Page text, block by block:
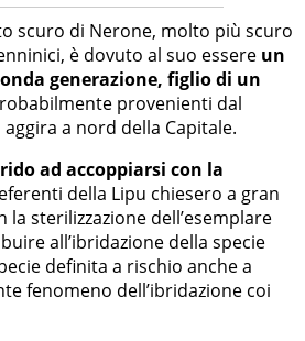
scuro di Nerone, molto più scuro
è dovuto al suo essere un
generazione, figlio di un
provenienti dal
a nord della Capitale.
ad accoppiarsi con la
della Lipu chiesero a gran
sterilizzazione dell’esemplare
all’ibridazione della specie
definita a rischio anche a
fenomeno dell’ibridazione coi